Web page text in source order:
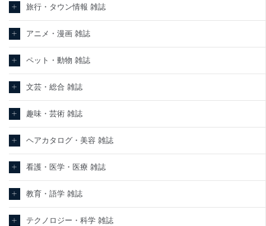
旅行・タウン情報 雑誌
アニメ・漫画 雑誌
ペット・動物 雑誌
文芸・総合 雑誌
趣味・芸術 雑誌
ヘアカタログ・美容 雑誌
看護・医学・医療 雑誌
教育・語学 雑誌
テクノロジー・科学 雑誌